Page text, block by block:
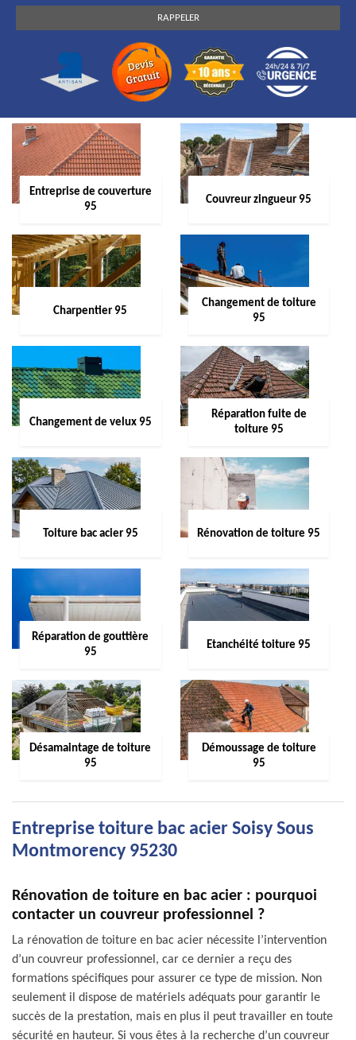
Entreprise de couverture
95
Couvreur zingueur 95
Charpentier 95
Changement de toiture
95
Changement de velux 95
Réparation fuite de
toiture 95
Toiture bac acier 95 Rénovation de toiture 95
Réparation de gouttière
95
Etanchéité toiture 95
Désamaintage de toiture
95
Démoussage de toiture
95
Entreprise toiture bac acier Soisy Sous
Montmorency 95230
Rénovation de toiture en bac acier : pourquoi
contacter un couvreur professionnel ?
La rénovation de toiture en bac acier nécessite l’intervention
d’un couvreur professionnel, car ce dernier a reçu des
formations spécifiques pour assurer ce type de mission. Non
seulement il dispose de matériels adéquats pour garantir le
succès de la prestation, mais en plus il peut travailler en toute
sécurité en hauteur. Si vous êtes à la recherche d’un couvreur